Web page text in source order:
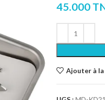
45.000
Ajouter à